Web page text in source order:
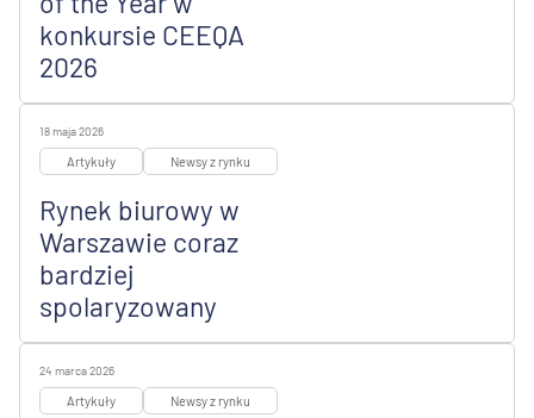
konkursie CEEQA
2026
18 maja 2026
Artykuły Newsy z rynku
Rynek biurowy w
Warszawie coraz
bardziej
spolaryzowany
24 marca 2026
Artykuły Newsy z rynku